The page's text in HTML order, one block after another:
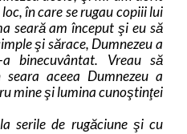
în care se rugau copiii lui
seară am început şi eu să
şi sărace, Dumnezeu a
binecuvântat. Vreau să
aceea Dumnezeu a
mine şi lumina cunoştinţei
serile de rugăciune şi cu